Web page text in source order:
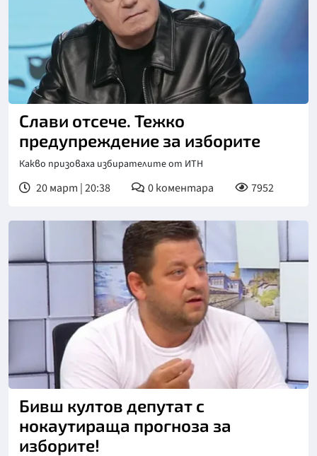
Слави отсече. Тежко
предупреждение за изборите
Какво призоваха избирателите от ИТН
20 март | 20:38 0коментара 7952
Бивш култов депутат с
нокаутираща прогноза за
изборите!